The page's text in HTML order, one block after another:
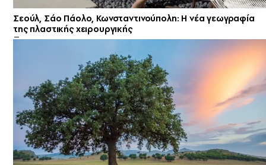
Σεούλ, Σάο Πάολο, Κωνσταντινούπολη: Η νέα γεωγραφία
της πλαστικής χειρουργικής